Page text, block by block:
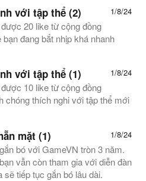
1/8/24
với tập thể (2)
20 like từ cộng đồng
đang bắt nhịp khá nhanh
1/8/24
với tập thể (1)
10 like từ cộng đồng
chóng thích nghi với tập thể mới
1/8/24
mặt (1)
bó với GameVN tròn 3 năm.
vẫn còn tham gia với diễn đàn
sẽ tiếp tục gắn bó lâu dài.